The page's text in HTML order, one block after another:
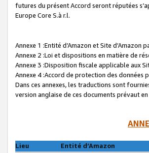
futures du présent Accord seront réputées
Europe Core S.à r.l.
Annexe 1 :Entité d’Amazon et Site d’Amazon
Annexe 2 :Loi et dispositions en matière de
Annexe 3 :Disposition fiscale applicable aux
Annexe 4 :Accord de protection des données
Dans ces annexes, les traductions sont
version anglaise de ces documents prévaut
Lieu
Entité d’Amazon